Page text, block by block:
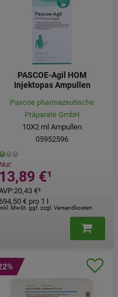
PASCOE-Agil HOM
Injektopas Ampullen
Pascoe pharmazeutische
Präparate GmbH
10X2 ml Ampullen
05952596
Nur:
13,89 €¹
:20,43 €²
MwSt. ggf. zzgl. Versandkosten
694,50 € pro 1 l